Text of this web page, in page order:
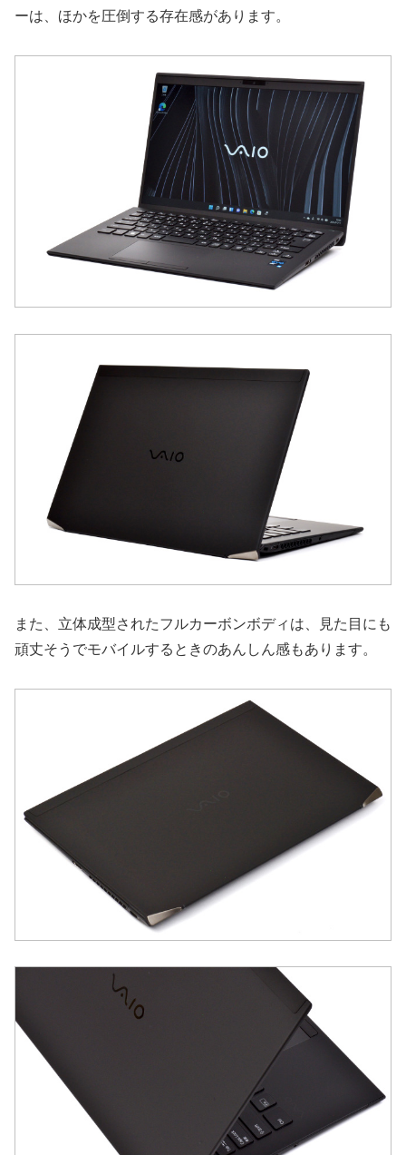
ーは、ほかを圧倒する存在感があります。
また、立体成型されたフルカーボンボディは、見た目にも
頑丈そうでモバイルするときのあんしん感もあります。